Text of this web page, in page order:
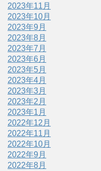
2023年11月
2023年10月
2023年9月
2023年8月
2023年7月
2023年6月
2023年5月
2023年4月
2023年3月
2023年2月
2023年1月
2022年12月
2022年11月
2022年10月
2022年9月
2022年8月